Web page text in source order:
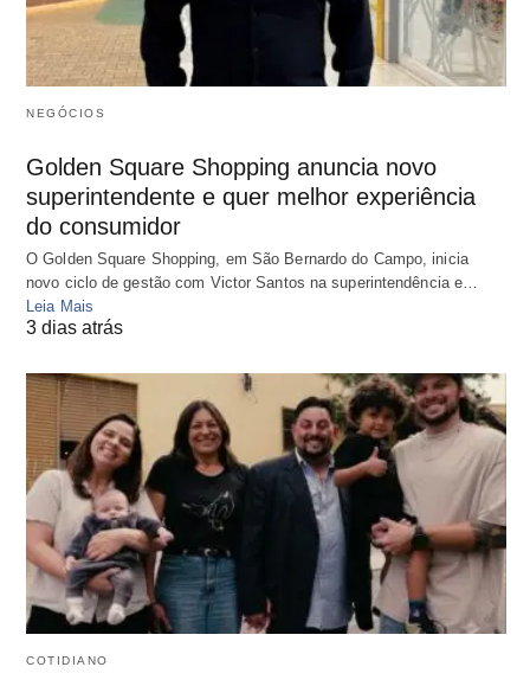
NEGÓCIOS
Golden Square Shopping anuncia novo
superintendente e quer melhor experiência
do consumidor
O Golden Square Shopping, em São Bernardo do Campo, inicia
novo ciclo de gestão com Victor Santos na superintendência e…
Leia Mais
3 dias atrás
COTIDIANO